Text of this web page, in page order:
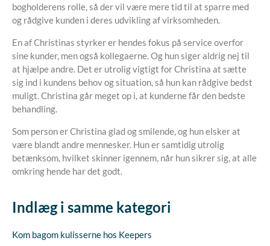
Indlæg i samme kategori
Kom bagom kulisserne hos Keepers
bogholderens rolle, så der vil være mere tid til at sparre med
og rådgive kunden i deres udvikling af virksomheden.
En af Christinas styrker er hendes fokus på service overfor
sine kunder, men også kollegaerne. Og hun siger aldrig nej til
at hjælpe andre. Det er utrolig vigtigt for Christina at sætte
sig ind i kundens behov og situation, så hun kan rådgive bedst
muligt. Christina går meget op i, at kunderne får den bedste
behandling.
Som person er Christina glad og smilende, og hun elsker at
være blandt andre mennesker. Hun er samtidig utrolig
betænksom, hvilket skinner igennem, når hun sikrer sig, at alle
omkring hende har det godt.